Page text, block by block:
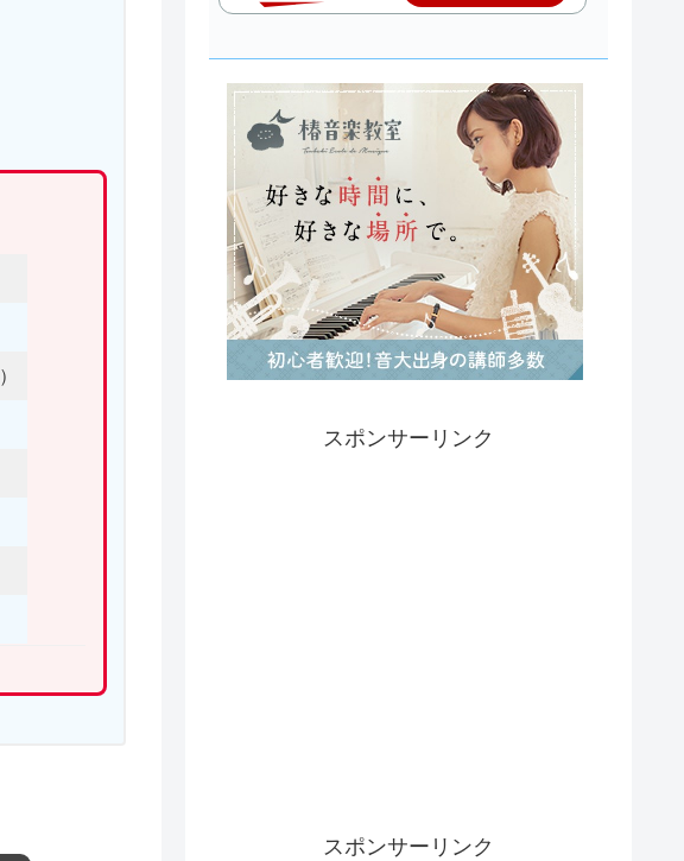
）
スポンサーリンク
スポンサーリンク